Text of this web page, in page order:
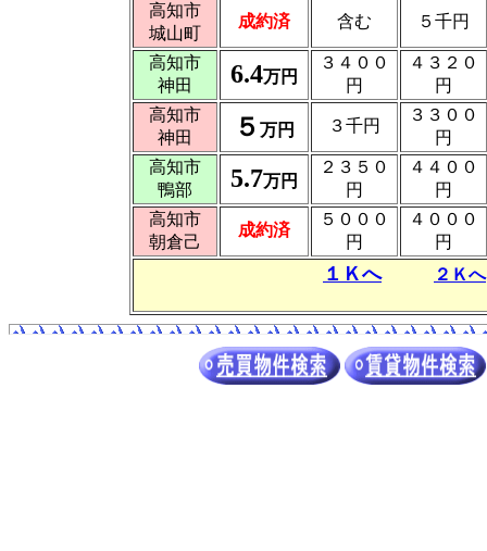
高知市
城山町
成約済 含む ５千円
高知市
神田
6.4万円
３４００
円
４３２０
円
高知市
神田
５ 万円 ３千円
３３００
円
高知市
鴨部
5.7万円
２３５０
円
４４００
円
高知市
朝倉己
成約済
５０００
円
４０００
円
１Ｋへ ２Ｋへ